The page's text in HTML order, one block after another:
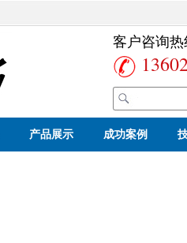
客户咨询热
产品展示 成功案例